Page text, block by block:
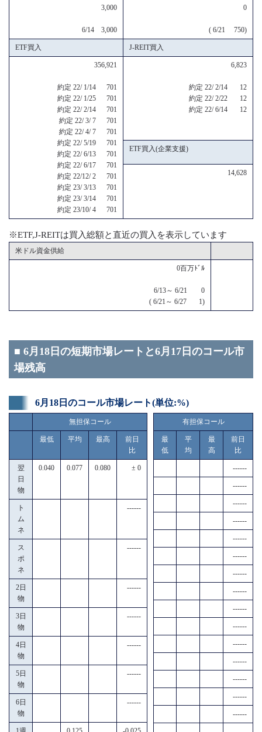
3,000
6/14 3,000
0
( 6/21 750)
ETF買入 J-REIT買入
356,921
約定 22/ 1/14 701
約定 22/ 1/25 701
約定 22/ 2/14 701
約定 22/ 3/ 7 701
約定 22/ 4/ 7 701
約定 22/ 5/19 701
約定 22/ 6/13 701
約定 22/ 6/17 701
約定 22/12/ 2 701
約定 23/ 3/13 701
約定 23/ 3/14 701
約定 23/10/ 4 701
6,823
約定 22/ 2/14 12
約定 22/ 2/22 12
約定 22/ 6/14 12
ETF買入(企業支援)
14,628
※ETF,J-REITは買入総額と直近の買入を表示しています
米ドル資金供給
0百万ﾄﾞﾙ
6/13～ 6/21 0
( 6/21～ 6/27 1)
■ 6月18日の短期市場レートと6月17日のコール市
場残高
6月18日のコール市場レート(単位:%)
無担保コール
最低 平均 最高
前日
比
翌
日
物
0.040 0.077 0.080 ± 0
ト
ム
ネ
------
ス
ポ
ネ
------
2日
物
------
3日
物
------
4日
物
------
5日
物
------
6日
物
------
有担保コール
最
低
平
均
最
高
前日
比
------
------
------
------
------
------
------
------
------
------
------
------
------
------
------